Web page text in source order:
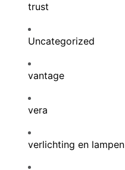
trust
Uncategorized
vantage
vera
verlichting en lampen